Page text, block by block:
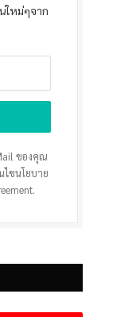
ใหม่ๆจาก
ของคุณ
ไขนโยบาย